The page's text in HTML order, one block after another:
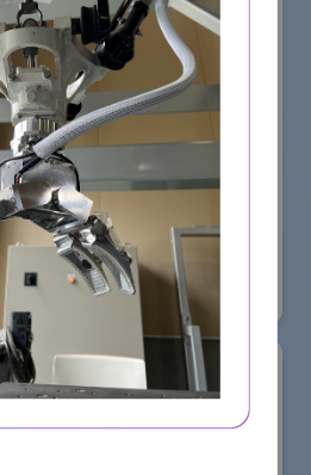
ケーメックスONE
ト #スマートコミュニティロボット